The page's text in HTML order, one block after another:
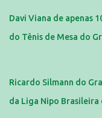
Davi Viana de apenas
do Tênis de Mesa do
Ricardo Silmann do
da Liga Nipo Brasileira